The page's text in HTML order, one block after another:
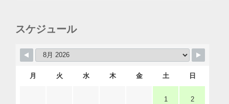
スケジュール
月 火 水 木 金 土 日
1 2